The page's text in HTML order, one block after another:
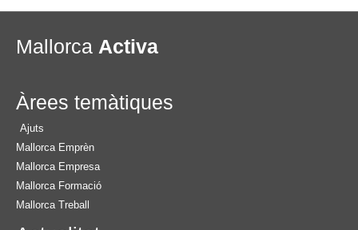
Mallorca Activa
Àrees temàtiques
Ajuts
Mallorca Emprèn
Mallorca Empresa
Mallorca Formació
Mallorca Treball